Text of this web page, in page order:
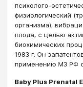
психолого-
физиологический
организма);
плода, с целью
биохимических
1983 г. Он
применению МЗ РФ с
Baby Plus Prenatal